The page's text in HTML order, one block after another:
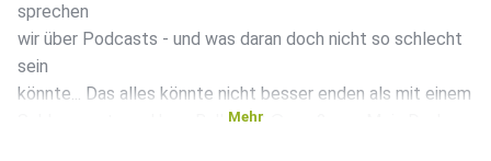
sprechen
wir über Podcasts - und was daran doch nicht so schlecht
sein
könnte... Das alles könnte nicht besser enden als mit einem
Schlusswort von Hugo Ball... und @sms2sms. Mein Dank an
Mehr